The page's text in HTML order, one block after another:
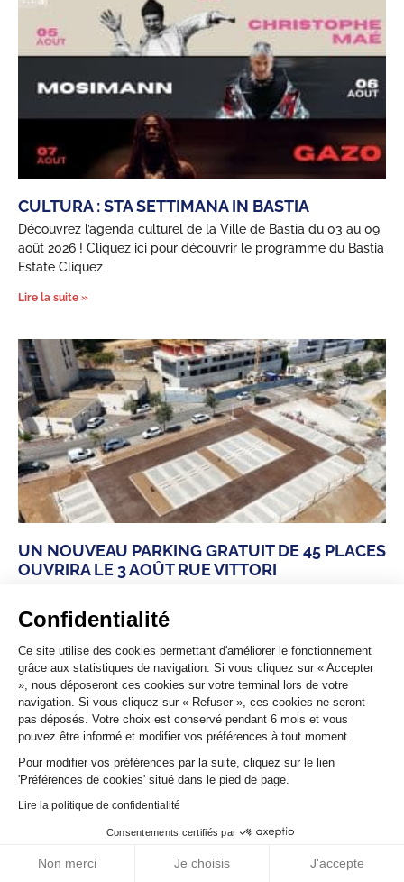
Confidentialité
Ce site utilise des cookies permettant d'améliorer le fonctionnement
grâce aux statistiques de navigation. Si vous cliquez sur « Accepter
», nous déposeront ces cookies sur votre terminal lors de votre
navigation. Si vous cliquez sur « Refuser », ces cookies ne seront
pas déposés. Votre choix est conservé pendant 6 mois et vous
pouvez être informé et modifier vos préférences à tout moment.
Pour modifier vos préférences par la suite, cliquez sur le lien
'Préférences de cookies' situé dans le pied de page.
Lire la politique de confidentialité
Consentements certifiés par
Non merci Je choisis J'accepte
CULTURA : STA SETTIMANA IN BASTIA
Découvrez l’agenda culturel de la Ville de Bastia du 03 au 09
août 2026 ! Cliquez ici pour découvrir le programme du Bastia
Estate Cliquez
Lire la suite »
UN NOUVEAU PARKING GRATUIT DE 45 PLACES
OUVRIRA LE 3 AOÛT RUE VITTORI
quartiers pourront bénéficier d’un nouvel espace de
stationnement gratuit de 45places, situé rue
Lire la suite »
VOIR TOUTES LES ACTUALITÉS
MENTIONS LÉGALESPOLITIQUE DE CONFIDENTIALITÉ
ACCESSIBILITÉ
PLAN DU SITE